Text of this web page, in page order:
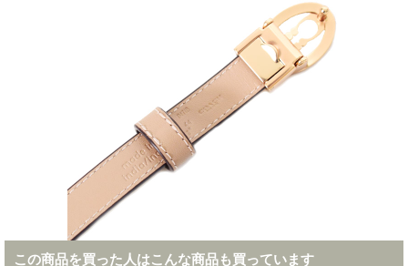
この商品を買った人はこんな商品も買っています